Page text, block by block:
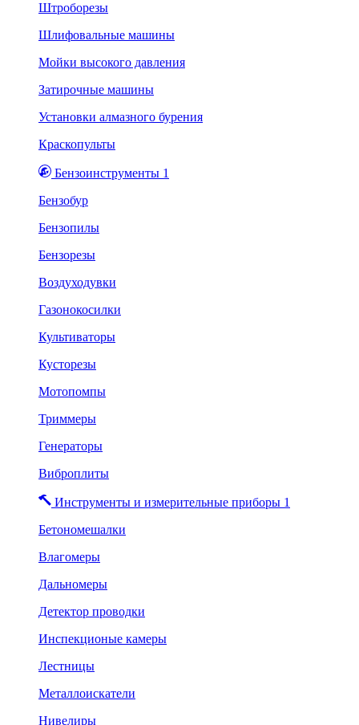
Штроборезы
Шлифовальные машины
Мойки высокого давления
Затирочные машины
Установки алмазного бурения
Краскопульты
Бензоинструменты 1
Бензобур
Бензопилы
Бензорезы
Воздуходувки
Газонокосилки
Культиваторы
Кусторезы
Мотопомпы
Триммеры
Генераторы
Виброплиты
Инструменты и измерительные приборы 1
Бетономешалки
Влагомеры
Дальномеры
Детектор проводки
Инспекционые камеры
Лестницы
Металлоискатели
Нивелиры